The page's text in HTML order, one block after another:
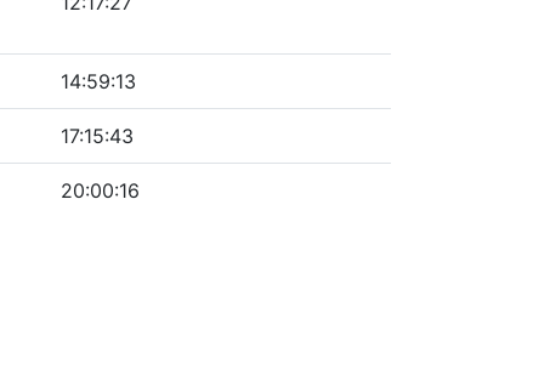
14:59:13
17:15:43
20:00:16